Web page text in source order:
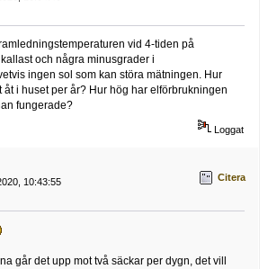
vid 4-tiden på
och några minusgrader i
ingen sol som kan störa mätningen. Hur
åt i huset per år? Hur hög har elförbrukningen
fungerade?
Loggat
10:43:55
Citera
går det upp mot två säckar per dygn, det vill